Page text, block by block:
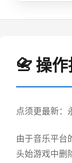
📇 操
点须更最新：
由于音乐平台
头始游戏中删